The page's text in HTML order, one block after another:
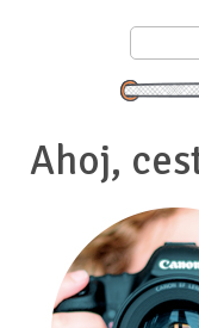
Ahoj,